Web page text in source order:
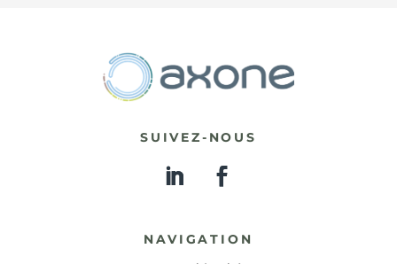
SUIVEZ-NOUS
NAVIGATION